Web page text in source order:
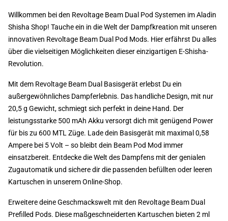
Willkommen bei den Revoltage Beam Dual Pod Systemen im Aladin
Shisha Shop! Tauche ein in die Welt der Dampfkreation mit unseren
innovativen Revoltage Beam Dual Pod Mods. Hier erfährst Du alles
über die vielseitigen Möglichkeiten dieser einzigartigen E-Shisha-
Revolution.
Mit dem Revoltage Beam Dual Basisgerät erlebst Du ein
außergewöhnliches Dampferlebnis. Das handliche Design, mit nur
20,5 g Gewicht, schmiegt sich perfekt in deine Hand. Der
leistungsstarke 500 mAh Akku versorgt dich mit genügend Power
für bis zu 600 MTL Züge. Lade dein Basisgerät mit maximal 0,58
Ampere bei 5 Volt – so bleibt dein Beam Pod Mod immer
einsatzbereit. Entdecke die Welt des Dampfens mit der genialen
Zugautomatik und sichere dir die passenden befüllten oder leeren
Kartuschen in unserem Online-Shop.
Erweitere deine Geschmackswelt mit den Revoltage Beam Dual
Prefilled Pods. Diese maßgeschneiderten Kartuschen bieten 2 ml